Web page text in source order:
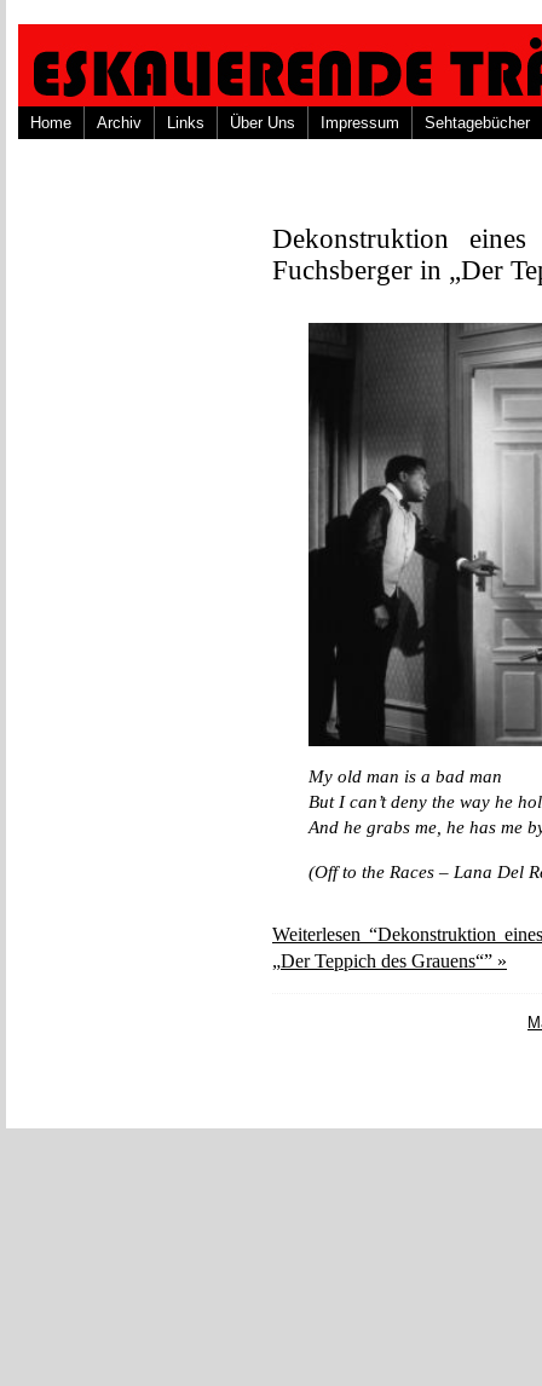
Home Archiv Links Über Uns Impressum Sehtagebücher
Dekonstruktion
Fuchsberger in „Der
My old man is a bad man
But I can’t deny the way he
And he grabs me, he has me
(Off to the Races – Lana Del
Weiterlesen “Dekonstruktion
„Der Teppich des Grauens“” »